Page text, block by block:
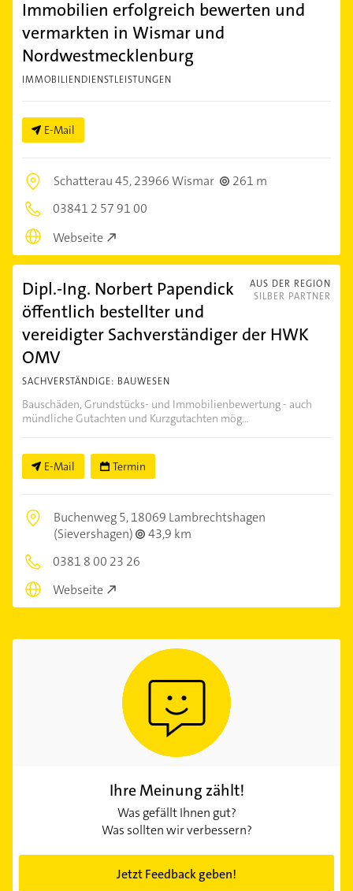
Immobilien erfolgreich bewerten und
vermarkten in Wismar und
Nordwestmecklenburg
IMMOBILIENDIENSTLEISTUNGEN
E-Mail
Schatterau 45,23966 Wismar
261 m
03841 2 57 91 00
Webseite
AUS DER REGION
SILBER PARTNER
Dipl.-Ing. Norbert Papendick
öffentlich bestellter und
vereidigter Sachverständiger der HWK
OMV
SACHVERSTÄNDIGE: BAUWESEN
Bauschäden, Grundstücks- und Immobilienbewertung - auch
mündliche Gutachten und Kurzgutachten mög...
E-Mail Termin
Buchenweg 5,18069 Lambrechtshagen
(Sievershagen)
43,9 km
0381 8 00 23 26
Webseite
Ihre Meinung zählt!
Was gefällt Ihnen gut?
Was sollten wir verbessern?
Jetzt Feedback geben!